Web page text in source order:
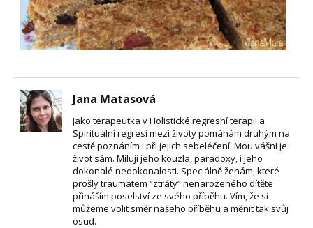
Jana Matasová
Jako terapeutka v Holistické regresní terapii a
Spirituální regresi mezi životy pomáhám druhým na
cestě poznáním i při jejich sebeléčení. Mou vášní je
život sám. Miluji jeho kouzla, paradoxy, i jeho
dokonalé nedokonalosti. Speciálně ženám, které
prošly traumatem “ztráty” nenarozeného dítěte
přináším poselství ze svého příběhu. Vím, že si
můžeme volit směr našeho příběhu a měnit tak svůj
osud.